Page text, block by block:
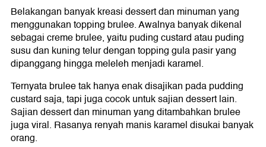
Belakangan banyak kreasi dessert dan minuman yang
menggunakan topping brulee. Awalnya banyak dikenal
sebagai creme brulee, yaitu puding custard atau puding
susu dan kuning telur dengan topping gula pasir yang
dipanggang hingga meleleh menjadi karamel.
Ternyata brulee tak hanya enak disajikan pada pudding
custard saja, tapi juga cocok untuk sajian dessert lain.
Sajian dessert dan minuman yang ditambahkan brulee
juga viral. Rasanya renyah manis karamel disukai banyak
orang.